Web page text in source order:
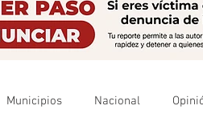
Municipios Nacional